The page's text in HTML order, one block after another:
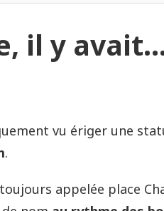
il y
vu ériger une
.
appelée place